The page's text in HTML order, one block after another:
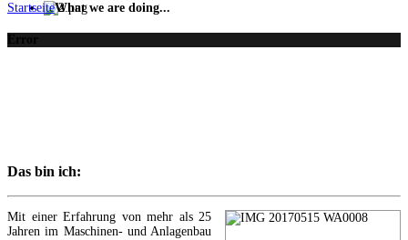
StartseiteWhat we are doing...
Error
Das bin ich:
Mit einer Erfahrung von mehr als 25
Jahren im Maschinen- und Anlagenbau